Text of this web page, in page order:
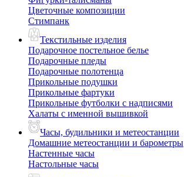
Цветочные композиции
Стимпанк
Текстильные изделия
Подарочное постельное белье
Подарочные пледы
Подарочные полотенца
Прикольные подушки
Прикольные фартуки
Прикольные футболки с надписями
Халаты с именной вышивкой
Часы, будильники и метеостанции
Домашние метеостанции и барометры
Настенные часы
Настольные часы